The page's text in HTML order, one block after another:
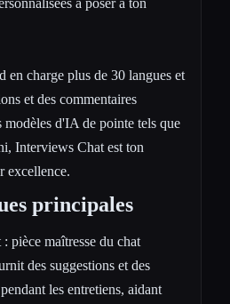
en charge plus de 30 langues et
et des commentaires
d'IA de pointe tels que
Interviews Chat est ton
excellence.
principales
pièce maîtresse du chat
des suggestions et des
les entretiens, aidant